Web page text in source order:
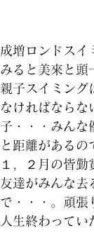
成増ロンドスイ
みると美來と頭
親子スイミング
なければならな
子・・・みんな
と距離があるの
１，２月の皆
友達がみんな去
で・・・。頑張
人生終わって